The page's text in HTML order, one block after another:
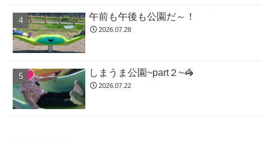
午前も午後も公園だ～！
2026.07.28
しまうま公園~part２~🦓
2026.07.22